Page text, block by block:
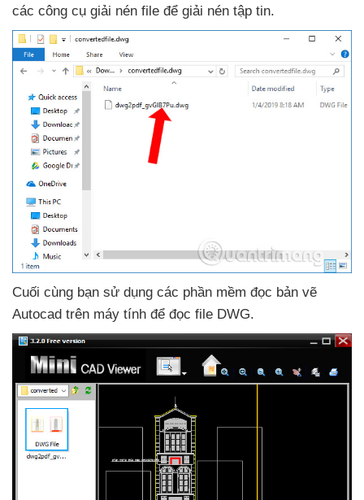
các công cụ giải nén file để giải nén tập tin.
Cuối cùng bạn sử dụng các phần mềm đọc bản vẽ
Autocad trên máy tính để đọc file DWG.